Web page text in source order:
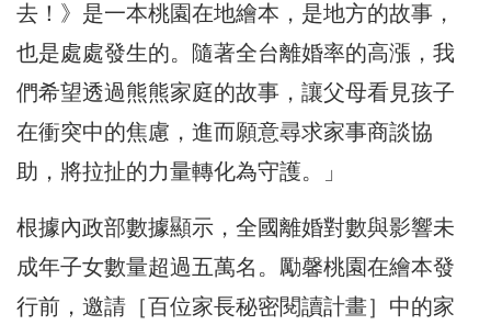
去！》是一本桃園在地繪本，是地方的故事，
也是處處發生的。隨著全台離婚率的高漲，我
們希望透過熊熊家庭的故事，讓父母看見孩子
在衝突中的焦慮，進而願意尋求家事商談協
助，將拉扯的力量轉化為守護。」
根據內政部數據顯示，全國離婚對數與影響未
成年子女數量超過五萬名。勵馨桃園在繪本發
行前，邀請［百位家長秘密閱讀計畫］中的家